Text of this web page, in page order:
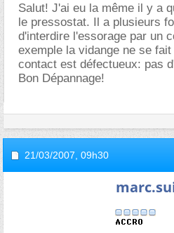
Salut! J'ai eu la même il y a
le pressostat. Il a plusieurs
d'interdire l'essorage par un
exemple la vidange ne se
contact est défectueux: pas
Bon Dépannage!
21/03/2007, 09h30